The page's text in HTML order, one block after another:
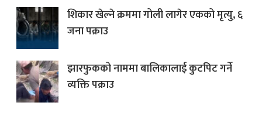
शिकार खेल्ने क्रममा गोली लागेर एकको मृत्यु, ६
जना पक्राउ
झारफुकको नाममा बालिकालाई कुटपिट गर्ने
व्यक्ति पक्राउ